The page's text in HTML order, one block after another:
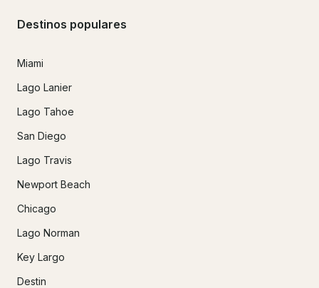
Destinos populares
Miami
Lago Lanier
Lago Tahoe
San Diego
Lago Travis
Newport Beach
Chicago
Lago Norman
Key Largo
Destin